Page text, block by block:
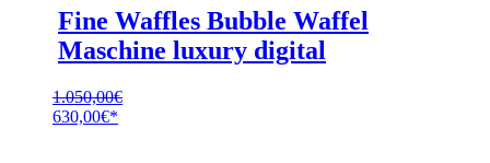
Fine Waffles Bubble Waffel
Maschine luxury digital
1.050,00€
Ursprünglicher
630,00€